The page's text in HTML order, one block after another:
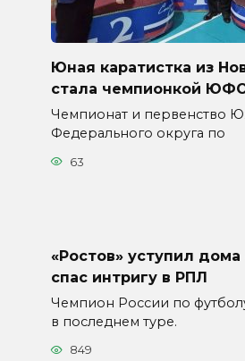
Юная каратистка из
стала чемпионкой
Чемпионат и первенство
Федерального округа по
63
«Ростов» уступил дома
спас интригу в РПЛ
Чемпион России по
в последнем туре.
849